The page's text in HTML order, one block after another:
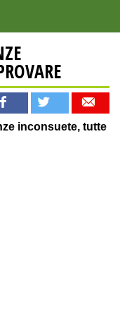
inconsuete, tutte